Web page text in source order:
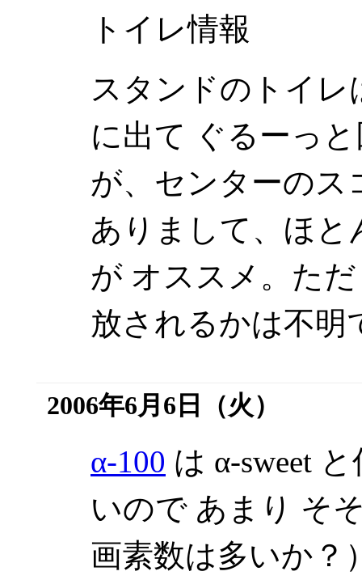
トイレ情報
スタンドのトイ
に出て ぐるーっ
が、センターのス
ありまして、ほと
が オススメ。た
放されるかは不明
2006年6月6日（火）
α-100 は α-sweet
いので あまり そ
画素数は多いか？